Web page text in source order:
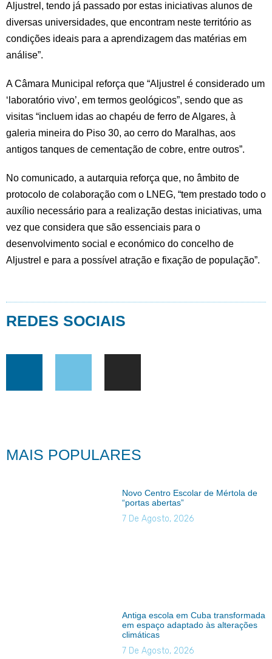
Aljustrel, tendo já passado por estas iniciativas alunos de
diversas universidades, que encontram neste território as
condições ideais para a aprendizagem das matérias em
análise”.
A Câmara Municipal reforça que “Aljustrel é considerado um
‘laboratório vivo’, em termos geológicos”, sendo que as
visitas “incluem idas ao chapéu de ferro de Algares, à
galeria mineira do Piso 30, ao cerro do Maralhas, aos
antigos tanques de cementação de cobre, entre outros”.
No comunicado, a autarquia reforça que, no âmbito de
protocolo de colaboração com o LNEG, “tem prestado todo o
auxílio necessário para a realização destas iniciativas, uma
vez que considera que são essenciais para o
desenvolvimento social e económico do concelho de
Aljustrel e para a possível atração e fixação de população”.
REDES SOCIAIS
MAIS POPULARES
Novo Centro Escolar de Mértola de
“portas abertas”
7 De Agosto, 2026
Antiga escola em Cuba transformada
em espaço adaptado às alterações
climáticas
7 De Agosto, 2026